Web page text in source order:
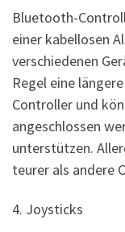
Bluetooth-
einer kabellosen
verschiedenen
Regel eine
Controller und
angeschlossen
unterstützen.
teurer als andere
4. Joysticks